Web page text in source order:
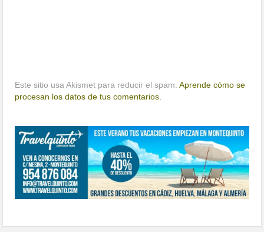
Este sitio usa Akismet para reducir el spam.Aprende cómo se
procesan los datos de tus comentarios.